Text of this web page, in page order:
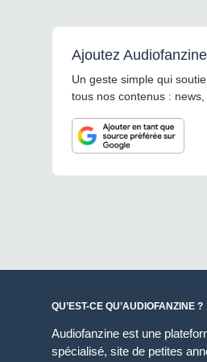
Ajoutez
Un geste simple qui
tous nos contenus :
QU’EST-CE QU’AUDIOFANZINE ?
Audiofanzine est une
spécialisé, site de petites